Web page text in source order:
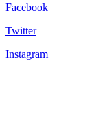
Facebook
Twitter
Instagram